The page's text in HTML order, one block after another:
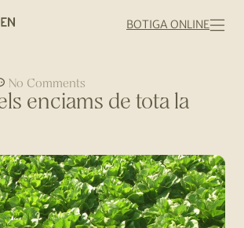
BOTIGA ONLINE
No Comments
enciams de tota la